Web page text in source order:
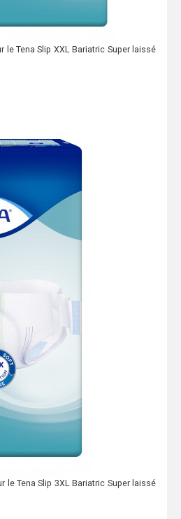
le Tena Slip XXL Bariatric Super laissé
le Tena Slip 3XL Bariatric Super laissé